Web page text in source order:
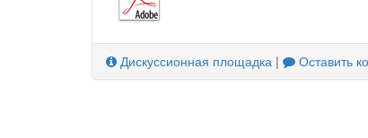
Дискуссионная площадка | Оставить